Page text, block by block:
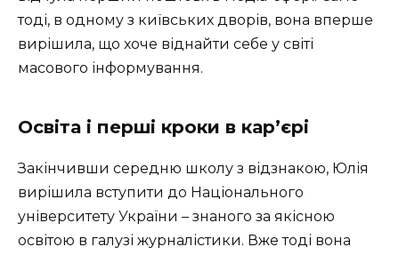
тоді, в одному з київських дворів, вона вперше
вирішила, що хоче віднайти себе у світі
масового інформування.
Освіта і перші кроки в кар’єрі
Закінчивши середню школу з відзнакою, Юлія
вирішила вступити до Національного
університету України – знаного за якісною
освітою в галузі журналістики. Вже тоді вона